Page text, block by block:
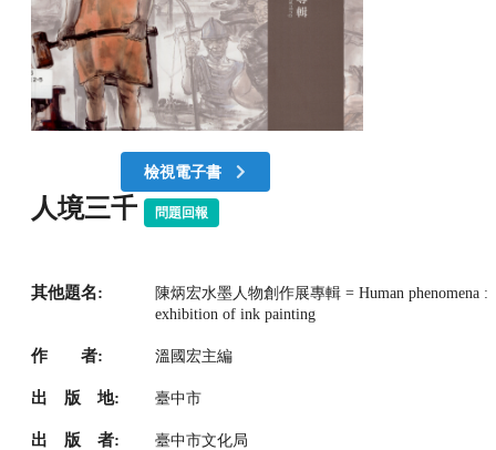
檢視電子書
人境三千 問題回報
其他題名:
陳炳宏水墨人物創作展專輯 = Human phenomena :
exhibition of ink painting
作 者: 溫國宏主編
出 版 地: 臺中市
出 版 者: 臺中市文化局